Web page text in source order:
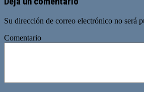
Su dirección de correo electrónico no será
Comentario